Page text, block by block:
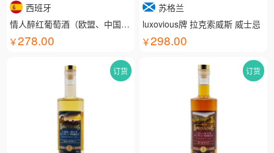
西班牙
情人醉红葡萄酒（欧盟、中国有机认证）
278.00
苏格兰
luxovious牌 拉克索威斯 威士忌
298.00
订货 订货